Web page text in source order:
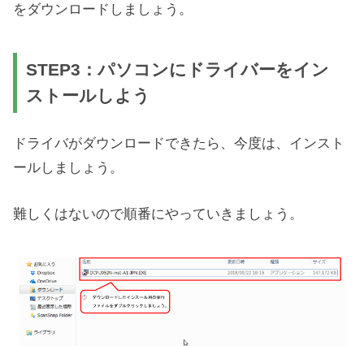
をダウンロードしましょう。
STEP3：パソコンにドライバーをイン
ストールしよう
ドライバがダウンロードできたら、今度は、インスト
ールしましょう。
難しくはないので順番にやっていきましょう。